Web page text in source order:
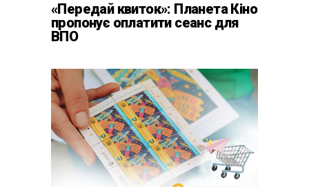
«Передай квиток»: Планета Кіно
пропонує оплатити сеанс для
ВПО